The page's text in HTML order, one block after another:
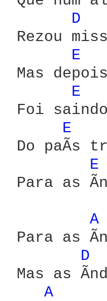
D
Rezou
E
Mas
E
Foi
E
Do paÃ­s
E
Para as
A
Para as
D
Mas as
A